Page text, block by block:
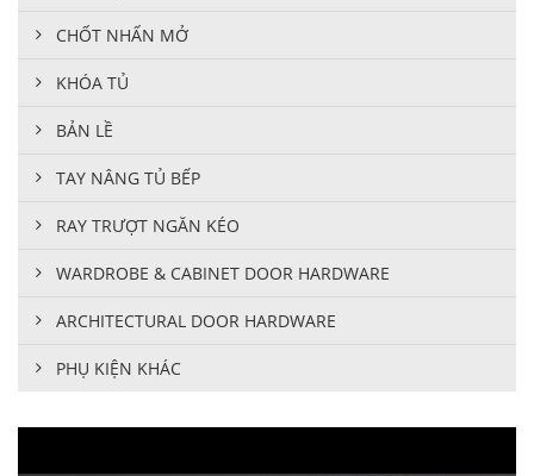
CHỐT NHẤN MỞ
KHÓA TỦ
BẢN LỀ
TAY NÂNG TỦ BẾP
RAY TRƯỢT NGĂN KÉO
WARDROBE & CABINET DOOR HARDWARE
ARCHITECTURAL DOOR HARDWARE
PHỤ KIỆN KHÁC